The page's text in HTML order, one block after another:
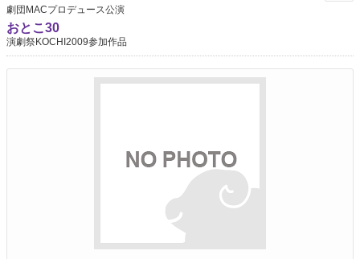
v
i
g
a
g
a
劇団MACプロデュース公演
おとこ30
演劇祭KOCHI2009参加作品